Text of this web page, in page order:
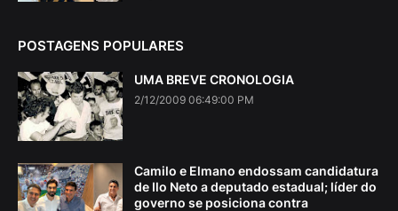
POSTAGENS POPULARES
UMA BREVE CRONOLOGIA
2/12/2009 06:49:00 PM
Camilo e Elmano endossam candidatura
de Ilo Neto a deputado estadual; líder do
governo se posiciona contra